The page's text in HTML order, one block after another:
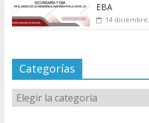
EBA
14 diciembre,
Categorías
Categorías